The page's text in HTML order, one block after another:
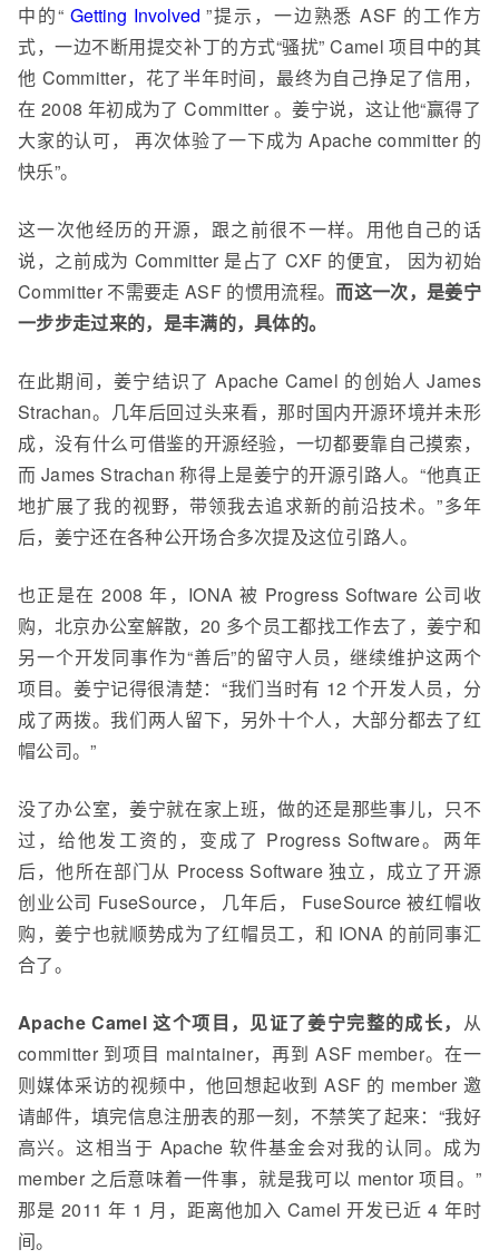
中的“ Getting Involved ”提示，一边熟悉 ASF 的工作方
式，一边不断用提交补丁的方式“骚扰” Camel 项目中的其
他 Committer，花了半年时间，最终为自己挣足了信用，
在 2008 年初成为了 Committer 。姜宁说，这让他“赢得了
大家的认可， 再次体验了一下成为 Apache committer 的
快乐”。
这一次他经历的开源，跟之前很不一样。用他自己的话
说，之前成为 Committer 是占了 CXF 的便宜， 因为初始
Committer 不需要走 ASF 的惯用流程。而这一次，是姜宁
一步步走过来的，是丰满的，具体的。
在此期间，姜宁结识了 Apache Camel 的创始人 James
Strachan。几年后回过头来看，那时国内开源环境并未形
成，没有什么可借鉴的开源经验，一切都要靠自己摸索，
而 James Strachan 称得上是姜宁的开源引路人。“他真正
地扩展了我的视野，带领我去追求新的前沿技术。”多年
后，姜宁还在各种公开场合多次提及这位引路人。
也正是在 2008 年，IONA 被 Progress Software 公司收
购，北京办公室解散，20 多个员工都找工作去了，姜宁和
另一个开发同事作为“善后”的留守人员，继续维护这两个
项目。姜宁记得很清楚：“我们当时有 12 个开发人员，分
成了两拨。我们两人留下，另外十个人，大部分都去了红
帽公司。”
没了办公室，姜宁就在家上班，做的还是那些事儿，只不
过，给他发工资的，变成了 Progress Software。 两年
后，他所在部门从 Process Software 独立 ， 成立了开源
创业公司 FuseSource， 几年后， FuseSource 被红帽收
购，姜宁也就顺势成为了红帽员工，和 IONA 的前同事汇
合了。
ApacheCamel 这个项目，见证了姜宁完整的成长，
从
committer 到项目 maintainer，再到ASF member。在一
则媒体采访的视频中，他回想起收到 ASF 的 member 邀
请邮件，填完信息注册表的那一刻，不禁笑了起来：“我好
高兴。这相当于 Apache 软件基金会对我的认同。成为
member 之后意味着一件事，就是我可以 mentor 项目。”
那是 2011 年 1 月，距离他加入 Camel 开发已近 4 年时
间。